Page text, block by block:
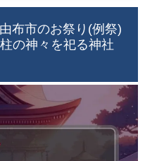
布市のお祭り(例祭)
の神々を祀る神社